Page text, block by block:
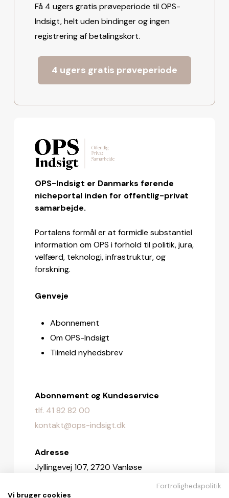
Få 4 ugers gratis prøveperiode til OPS-
Indsigt, helt uden bindinger og ingen
registrering af betalingskort.
4 ugers gratis prøveperiode
OPS-Indsigt er Danmarks førende
nicheportal inden for offentlig-privat
samarbejde.
Portalens formål er at formidle substantiel
information om OPS i forhold til politik, jura,
velfærd, teknologi, infrastruktur, og
forskning.
Genveje
Abonnement
Om OPS-Indsigt
Tilmeld nyhedsbrev
Abonnement og Kundeservice
tlf. 41 82 82 00
kontakt@ops-indsigt.dk
Adresse
Jyllingevej 107, 2720 Vanløse
Redaktionen
Fortrolighedspolitik
Vi bruger cookies